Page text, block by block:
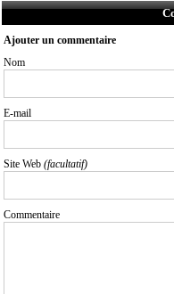
Ajouter un commentaire
Nom
E-mail
Site Web (facultatif)
Commentaire